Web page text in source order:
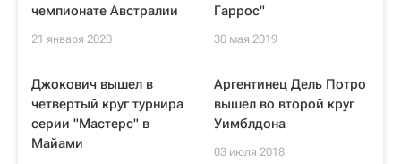
чемпионате Австралии
21 января 2020
Гаррос"
30 мая 2019
Джокович вышел в
четвертый круг турнира
серии "Мастерс" в
Майами
Аргентинец Дель Потро
вышел во второй круг
Уимблдона
03 июля 2018